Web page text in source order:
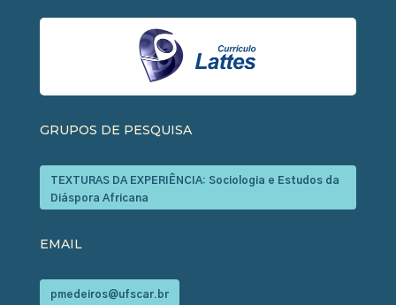
GRUPOS DE PESQUISA
TEXTURAS DA EXPERIÊNCIA: Sociologia e Estudos da
Diáspora Africana
EMAIL
pmedeiros@ufscar.br